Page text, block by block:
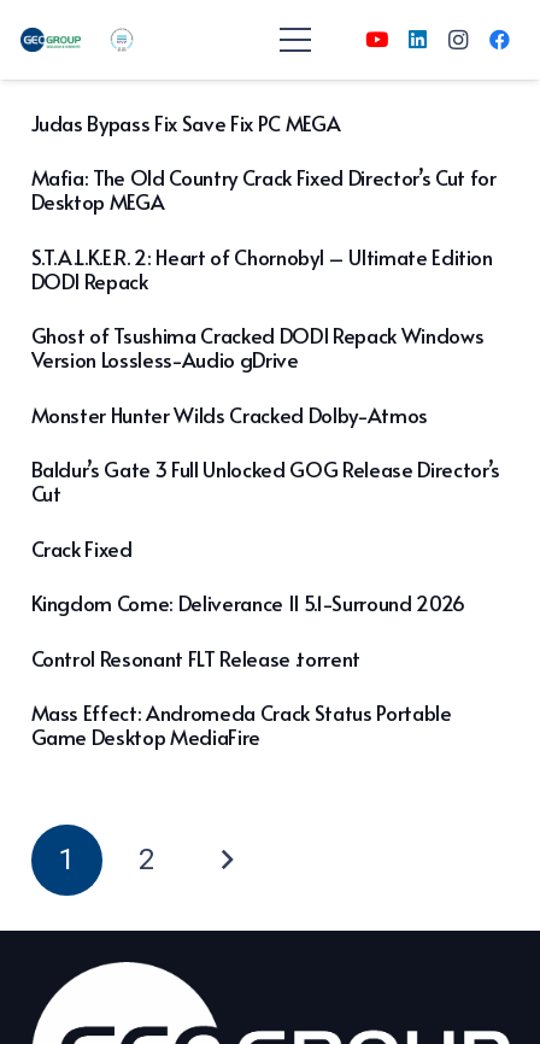
Judas Bypass Fix Save Fix PC MEGA
Mafia: The Old Country Crack Fixed Director’s Cut for
Desktop MEGA
S.T.A.L.K.E.R. 2: Heart of Chornobyl – Ultimate Edition
DODI Repack
Ghost of Tsushima Cracked DODI Repack Windows
Version Lossless-Audio gDrive
Monster Hunter Wilds Cracked Dolby-Atmos
Baldur’s Gate 3 Full Unlocked GOG Release Director’s
Cut
Crack Fixed
Kingdom Come: Deliverance II 5.1-Surround 2026
Control Resonant FLT Release .torrent
Mass Effect: Andromeda Crack Status Portable
Game Desktop MediaFire
1 2